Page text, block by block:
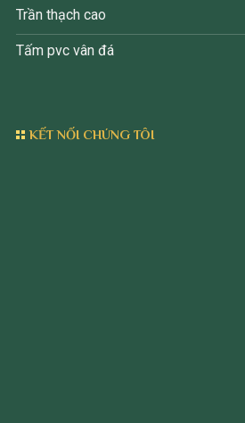
Trần thạch cao
Tấm pvc vân đá
KẾT NỐI CHÚNG TÔI